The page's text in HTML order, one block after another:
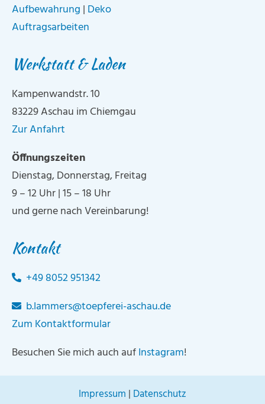
Aufbewahrung | Deko
Auftragsarbeiten
Werkstatt & Laden
Kampenwandstr. 10
83229 Aschau im Chiemgau
Zur Anfahrt
Öffnungszeiten
Dienstag, Donnerstag, Freitag
9 – 12 Uhr | 15 – 18 Uhr
und gerne nach Vereinbarung!
Kontakt
+49 8052 951342
b.lammers@toepferei-aschau.de
Zum Kontaktformular
Besuchen Sie mich auch aufInstagram!
Impressum | Datenschutz